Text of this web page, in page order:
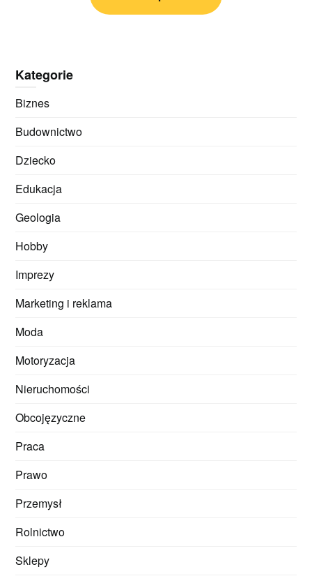
Kategorie
Biznes
Budownictwo
Dziecko
Edukacja
Geologia
Hobby
Imprezy
Marketing i reklama
Moda
Motoryzacja
Nieruchomości
Obcojęzyczne
Praca
Prawo
Przemysł
Rolnictwo
Sklepy